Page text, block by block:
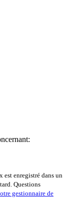
est enregistré dans un
Questions
gestionnaire de